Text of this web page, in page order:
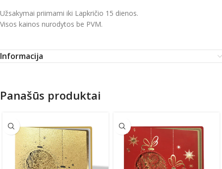
Užsakymai priimami iki Lapkričio 15 dienos.
Visos kainos nurodytos be PVM.
Informacija
Panašūs produktai